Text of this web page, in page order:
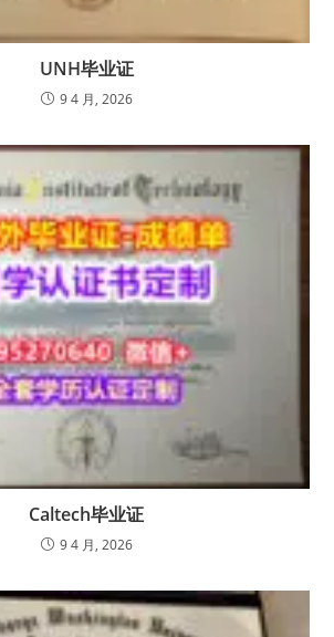
UNH毕业证
9 4 月, 2026
Caltech毕业证
9 4 月, 2026